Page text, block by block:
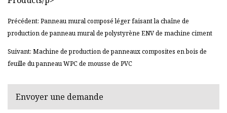
Précédent: Panneau mural composé léger faisant la chaîne de
production de panneau mural de polystyrène ENV de machine ciment
Suivant: Machine de production de panneaux composites en bois de
feuille du panneau WPC de mousse de PVC
Envoyer une demande